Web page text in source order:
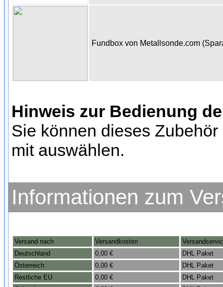
Fundbox von Metallsonde.com
Hinweis zur Bedienung
Sie können dieses
mit auswählen.
Informationen zum
Versand nach Versandkosten
Deutschland
0,00 €
DHL Paket
Österreich
0,00 €
DHL Paket
Restliche EU
0,00 €
DHL Paket